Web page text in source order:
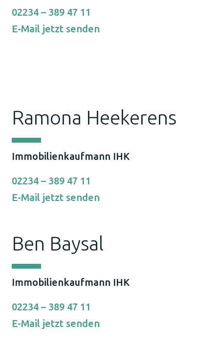
02234 – 389 47 11
E-Mail jetzt senden
Ramona Heekerens
Immobilienkaufmann IHK
02234 – 389 47 11
E-Mail jetzt senden
Ben Baysal
Immobilienkaufmann IHK
02234 – 389 47 11
E-Mail jetzt senden